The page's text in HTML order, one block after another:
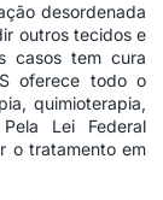
desordenada
outros tecidos e
casos tem cura
oferece todo o
quimioterapia,
Lei Federal
o tratamento em